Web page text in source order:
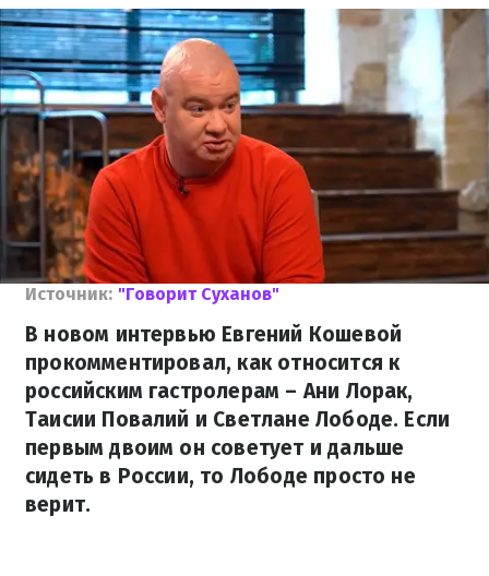
Источник: "Говорит Суханов"
В новом интервью Евгений Кошевой
прокомментировал, как относится к
российским гастролерам – Ани Лорак,
Таисии Повалий и Светлане Лободе. Если
первым двоим он советует и дальше
сидеть в России, то Лободе просто не
верит.